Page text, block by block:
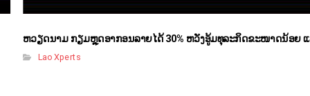
ຫວຽດນາມ ກຽມຫຼຸດອາກອນລາຍໄດ້ 30% ຫວັງອູ້ມທຸລະກິດຂະໜາດນ້ອຍ
Lao Xperts